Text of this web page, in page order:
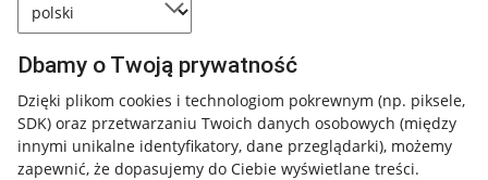
Dbamy o Twoją prywatność
Dzięki plikom cookies i technologiom pokrewnym (np. piksele,
SDK) oraz przetwarzaniu Twoich danych osobowych (między
innymi unikalne identyfikatory, dane przeglądarki), możemy
zapewnić, że dopasujemy do Ciebie wyświetlane treści.